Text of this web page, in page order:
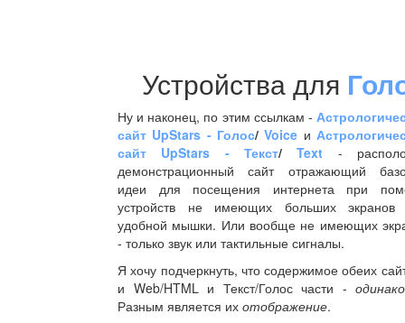
Устройства для
Ну и наконец, по этим ссылкам -
сайт UpStars - Голос/Voice и
сайт UpStars - Текст/Text
-
демонстрационный сайт отражающий
идеи для посещения интернета при
устройств не имеющих больших экранов
удобной мышки. Или вообще не имеющих
- только звук или тактильные сигналы.
Я хочу подчеркнуть, что содержимое обеих
и Web/HTML и Текст/Голос части -
Разным является их отображение.